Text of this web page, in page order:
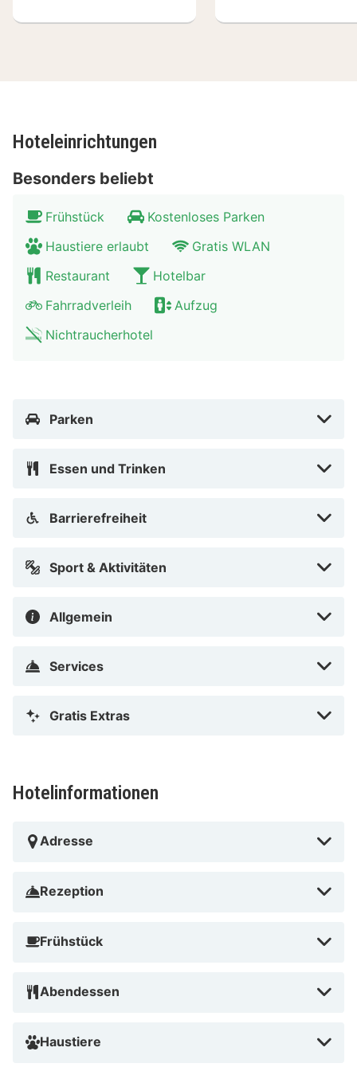
Menge zu tun. Besuch Sie den Freizeitpark Walibi
Hoteleinrichtungen
Besonders beliebt
Frühstück
Kostenloses Parken
Haustiere erlaubt
Gratis WLAN
Restaurant
Hotelbar
Fahrradverleih
Aufzug
Nichtraucherhotel
Parken
Essen und Trinken
Barrierefreiheit
Sport & Aktivitäten
Allgemein
Services
Gratis Extras
Hotelinformationen
Adresse
Rezeption
Frühstück
Abendessen
Haustiere